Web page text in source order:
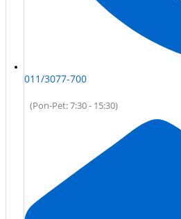
011/3077-700
(Pon-Pet: 7:30 - 15:30)